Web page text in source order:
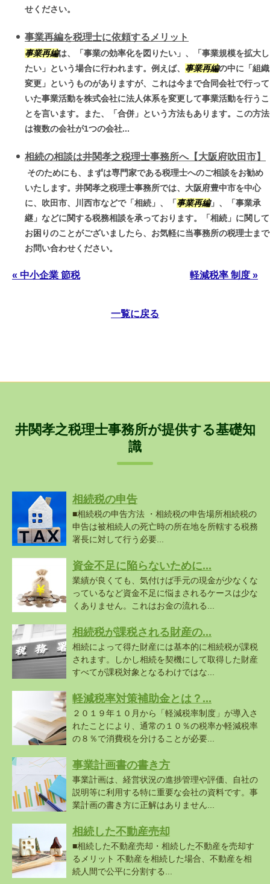
せください。
事業再編を税理士に依頼するメリット
事業再編は、「事業の効率化を図りたい」、「事業規模を拡大し
たい」という場合に行われます。例えば、 事業再編の中に「組織
変更」というものがありますが、これは今まで合同会社で行って
いた事業活動を株式会社に法人体系を変更して事業活動を行うこ
とを言います。また、「合併」という方法もあります。この方法
は複数の会社が1つの会社...
相続の相談は井関孝之税理士事務所へ【大阪府吹田市】
そのためにも、まずは専門家である税理士へのご相談をお勧め
いたします。井関孝之税理士事務所では、大阪府豊中市を中心
に、吹田市、川西市などで「相続」、「 事業再編」、「事業承
継」などに関する税務相談を承っております。「相続」に関して
お困りのことがございましたら、お気軽に当事務所の税理士まで
お問い合わせください。
« 中小企業 節税 軽減税率 制度 »
一覧に戻る
井関孝之税理士事務所が提供する基礎知
識
相続税の申告
■相続税の申告方法 ・相続税の申告場所相続税の
申告は被相続人の死亡時の所在地を所轄する税務
署長に対して行う必要...
資金不足に陥らないために...
業績が良くても、気付けば手元の現金が少なくな
っているなど資金不足に悩まされるケースは少な
くありません。これはお金の流れる...
相続税が課税される財産の...
相続によって得た財産には基本的に相続税が課税
されます。しかし相続を契機にして取得した財産
すべてが課税対象となるわけではな...
軽減税率対策補助金とは？...
２０１９年１０月から「軽減税率制度」が導入さ
れたことにより、通常の１０％の税率か軽減税率
の８％で消費税を分けることが必要...
事業計画書の書き方
事業計画は、経営状況の進捗管理や評価、自社の
説明等に利用する特に重要な会社の資料です。事
業計画の書き方に正解はありません...
相続した不動産売却
■相続した不動産売却・相続した不動産を売却す
るメリット 不動産を相続した場合、不動産を相
続人間で公平に分割する...